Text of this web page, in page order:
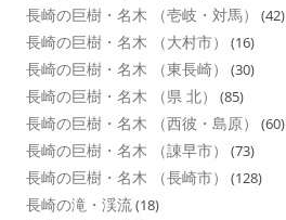
長崎の巨樹・名木 （壱岐・対馬） (42)
長崎の巨樹・名木 （大村市） (16)
長崎の巨樹・名木 （東長崎） (30)
長崎の巨樹・名木 （県 北） (85)
長崎の巨樹・名木 （西彼・島原） (60)
長崎の巨樹・名木 （諌早市） (73)
長崎の巨樹・名木 （長崎市） (128)
長崎の滝・渓流(18)